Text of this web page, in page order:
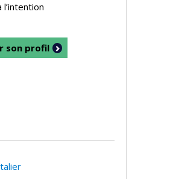
son profil